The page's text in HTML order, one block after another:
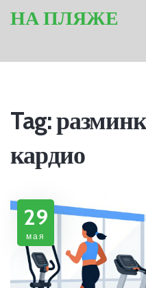
НА ПЛЯЖЕ
Tag:
кардио
29
мая